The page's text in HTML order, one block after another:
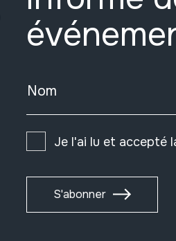
Nom
Je l'ai lu et accepté
S'abonner